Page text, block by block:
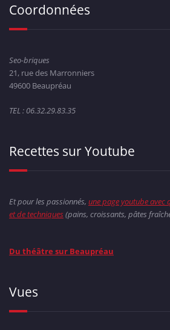
Coordonnées
Seo-briques
21, rue des Marronniers
49600 Beaupréau
TEL : 06.32.29.83.35
Recettes sur Youtube
Et pour les passionnés, une page youtube avec
et de techniques(pains, croissants, pâtes
Du théâtre sur Beaupréau
Vues